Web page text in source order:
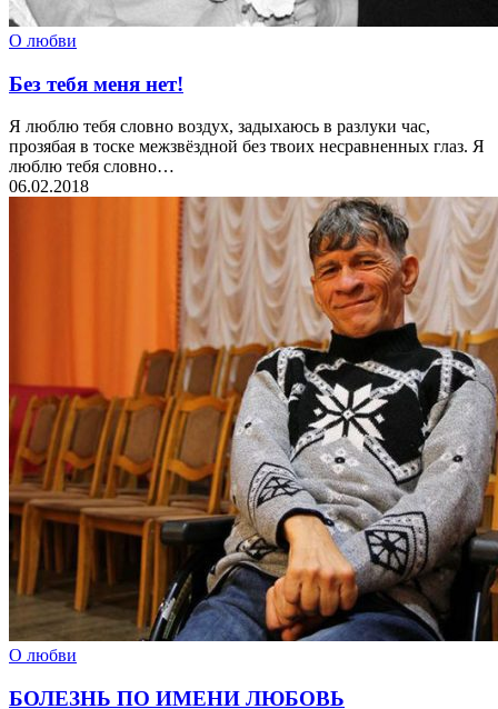
О любви
Без тебя меня нет!
Я люблю тебя словно воздух, задыхаюсь в разлуки час,
прозябая в тоске межзвёздной без твоих несравненных глаз. Я
люблю тебя словно…
06.02.2018
О любви
БОЛЕЗНЬ ПО ИМЕНИ ЛЮБОВЬ